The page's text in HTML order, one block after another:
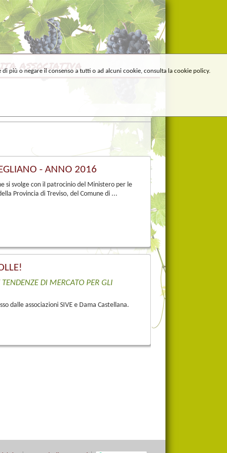
ASSOCIATIVA
- ANNO 2016
si svolge con il patrocinio del Ministero per le
Provincia di Treviso, del Comune di ...
DI MERCATO PER GLI
dalle associazioni SIVE e Dama Castellana.
più o negare il consenso a tutti o ad alcuni cookie, consulta la cookie policy.